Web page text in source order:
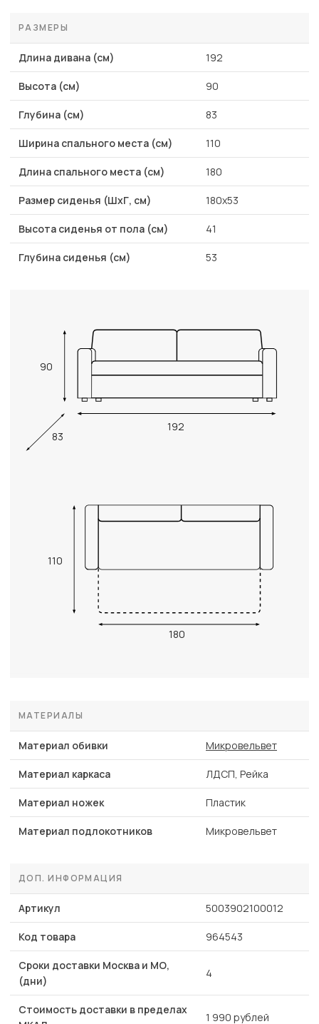
РАЗМЕРЫ
Длина дивана (см) 192
Высота (см) 90
Глубина (см) 83
Ширина спального места (см) 110
Длина спального места (см) 180
Размер сиденья (ШхГ, см) 180x53
Высота сиденья от пола (см) 41
Глубина сиденья (см) 53
90
192
83
110
180
МАТЕРИАЛЫ
Материал обивки Микровельвет
Материал каркаса ЛДСП, Рейка
Материал ножек Пластик
Материал подлокотников Микровельвет
ДОП. ИНФОРМАЦИЯ
Артикул 5003902100012
Код товара 964543
Сроки доставки Москва и МО,
(дни)
4
Стоимость доставки в пределах
1 990 рублей